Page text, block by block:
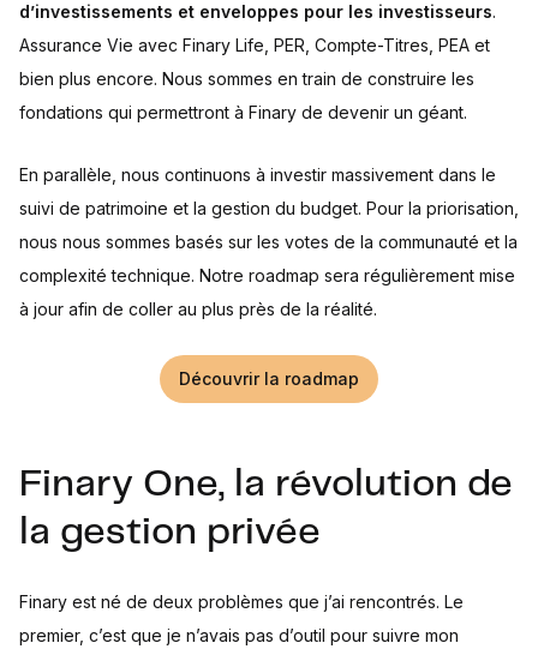
d’investissements et enveloppes pour les investisseurs.
Assurance Vie avec Finary Life, PER, Compte-Titres, PEA et
bien plus encore. Nous sommes en train de construire les
fondations qui permettront à Finary de devenir un géant.
En parallèle, nous continuons à investir massivement dans le
suivi de patrimoine et la gestion du budget. Pour la priorisation,
nous nous sommes basés sur les votes de la communauté et la
complexité technique. Notre roadmap sera régulièrement mise
à jour afin de coller au plus près de la réalité.
Découvrir la roadmap
Finary One, la révolution de
la gestion privée
Finary est né de deux problèmes que j’ai rencontrés. Le
premier, c’est que je n’avais pas d’outil pour suivre mon